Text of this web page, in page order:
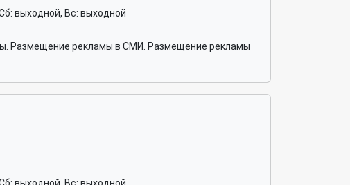
выходной, Вс: выходной
Размещение рекламы в СМИ. Размещение рекламы